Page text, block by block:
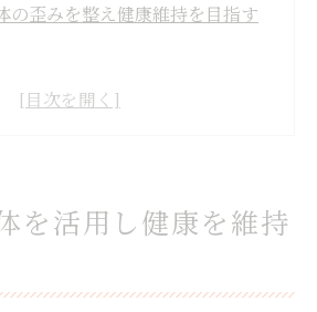
の歪みを整え健康維持を目指す
サービスで体調改善を実感する
習慣の見直しで不調を根本から
を活用し健康を維持